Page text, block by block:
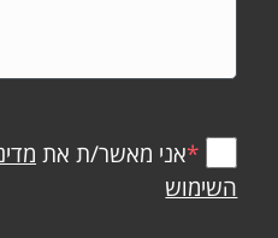
*אני מאשר/ת את
השימוש